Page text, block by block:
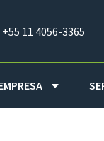
+55 11 4056-3365